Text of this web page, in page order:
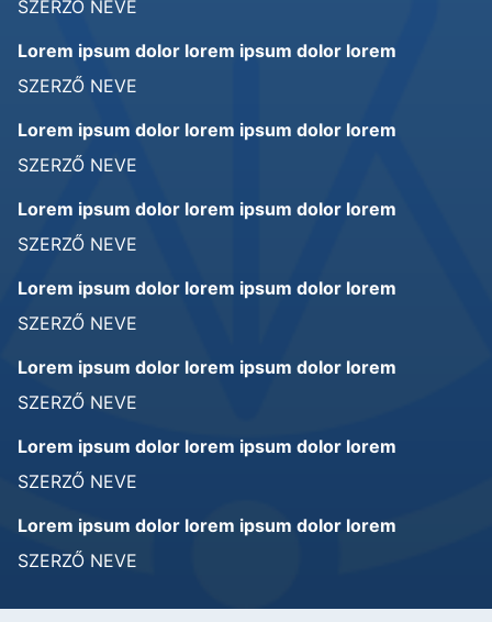
SZERZŐ NEVE
Lorem ipsum dolor lorem ipsum dolor lorem
SZERZŐ NEVE
Lorem ipsum dolor lorem ipsum dolor lorem
SZERZŐ NEVE
Lorem ipsum dolor lorem ipsum dolor lorem
SZERZŐ NEVE
Lorem ipsum dolor lorem ipsum dolor lorem
SZERZŐ NEVE
Lorem ipsum dolor lorem ipsum dolor lorem
SZERZŐ NEVE
Lorem ipsum dolor lorem ipsum dolor lorem
SZERZŐ NEVE
Lorem ipsum dolor lorem ipsum dolor lorem
SZERZŐ NEVE